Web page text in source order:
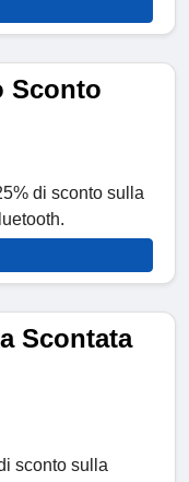
Sconto
di sconto sulla
Scontata
sconto sulla